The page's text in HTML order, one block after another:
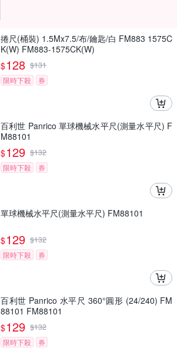
捲尺(桶裝) 1.5Mx7.5/布/鑰匙/白 FM883 1575C
K(W) FM883-1575CK(W)
$128 $131
限時下殺
券
百利世 Panrico 單球機械水平尺(測量水平尺) F
M88101
$129 $132
限時下殺
券
單球機械水平尺(測量水平尺) FM88101
$129 $132
限時下殺
券
百利世 Panrico 水平尺 360°圓形 (24/240) FM
88101 FM88101
$129 $132
限時下殺
券